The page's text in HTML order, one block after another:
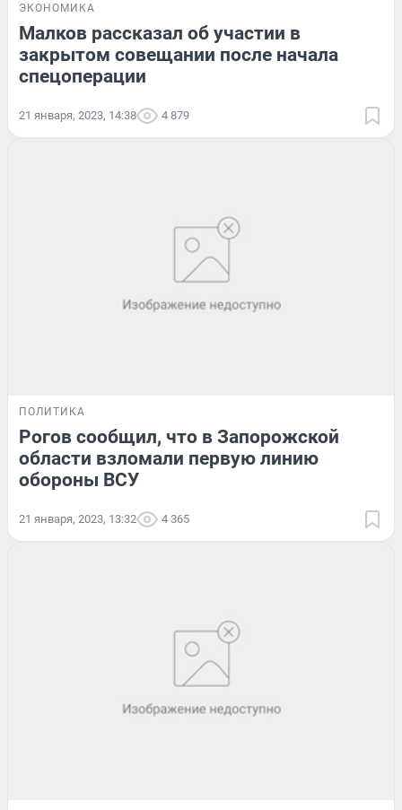
ЭКОНОМИКА
Малков рассказал об участии в
закрытом совещании после начала
спецоперации
21 января, 2023, 14:38 4 879
ПОЛИТИКА
Рогов сообщил, что в Запорожской
области взломали первую линию
обороны ВСУ
21 января, 2023, 13:32 4 365